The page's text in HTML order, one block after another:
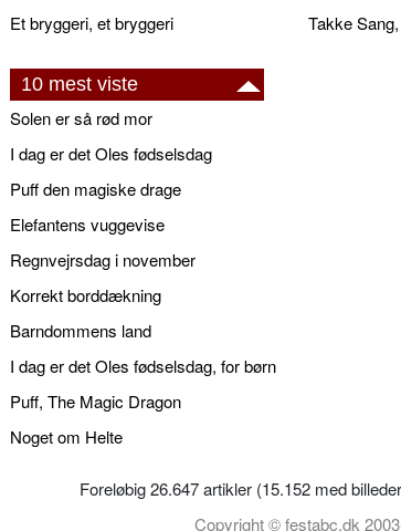
Et bryggeri, et bryggeri
Takke
10 mest viste
Solen er så rød mor
I dag er det Oles fødselsdag
Puff den magiske drage
Elefantens vuggevise
Regnvejrsdag i november
Korrekt borddækning
Barndommens land
I dag er det Oles fødselsdag, for børn
Puff, The Magic Dragon
Noget om Helte
Foreløbig 26.647 artikler (15.152 med
Copyright © festabc.dk